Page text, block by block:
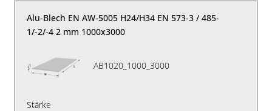
Alu-Blech EN AW-5005 H24/H34 EN 573-3 / 485-
1/-2/-4 2 mm 1000x3000
AB1020_1000_3000
Stärke